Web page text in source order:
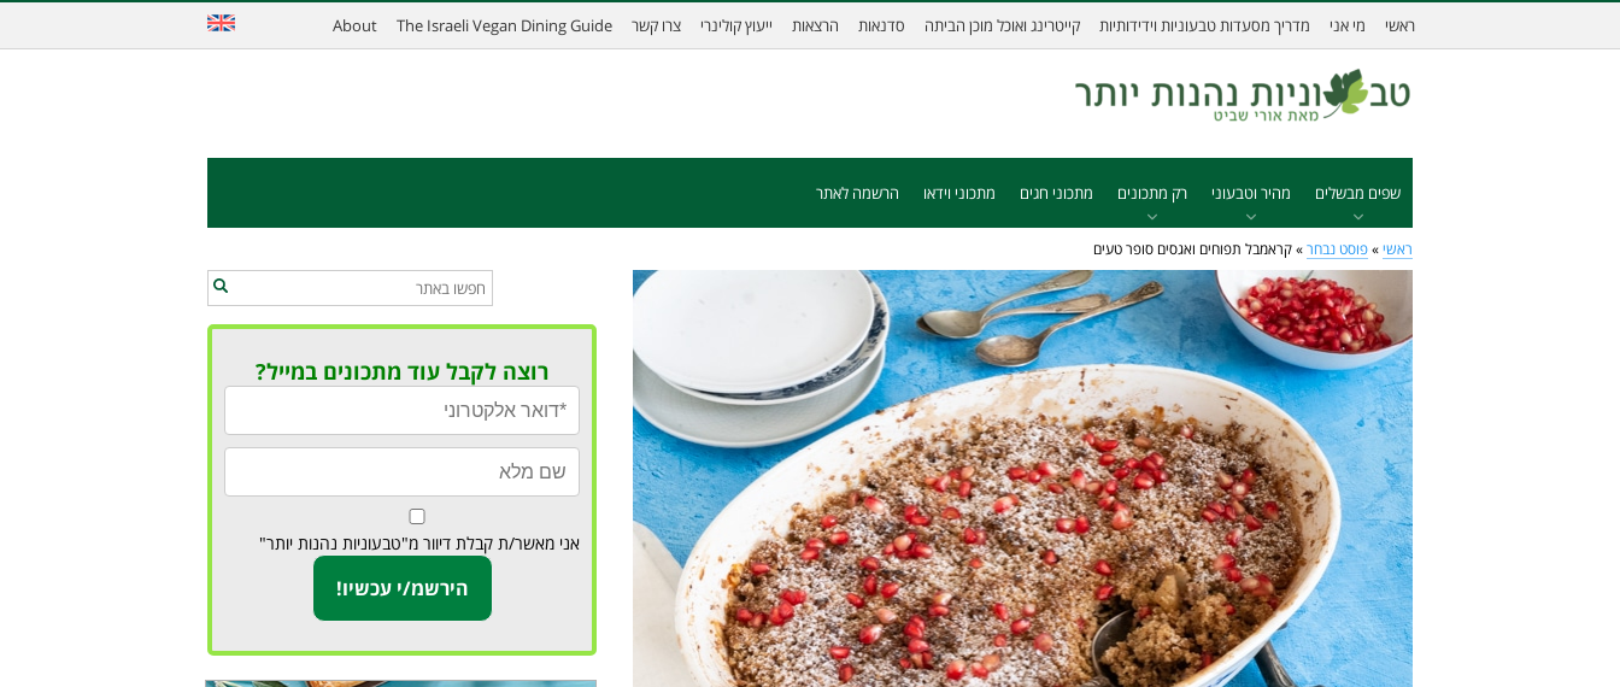
ראשי מי אני מדריך מסעדות טבעוניות וידידותיות קייטרינג ואוכל מוכן הביתה סדנאות הרצאות ייעוץ קולינרי צרו קשר The Israeli Vegan Dining Guide
About
שפים מבשלים מהיר וטבעוני רק מתכונים מתכוני חגים מתכוני וידאו הרשמה לאתר
ראשי » פוסט נבחר » קראמבל תפוחים ואגסים סופר טעים
רוצה לקבל עוד מתכונים במייל?
אני מאשר/ת קבלת דיוור מ"טבעוניות נהנות יותר"